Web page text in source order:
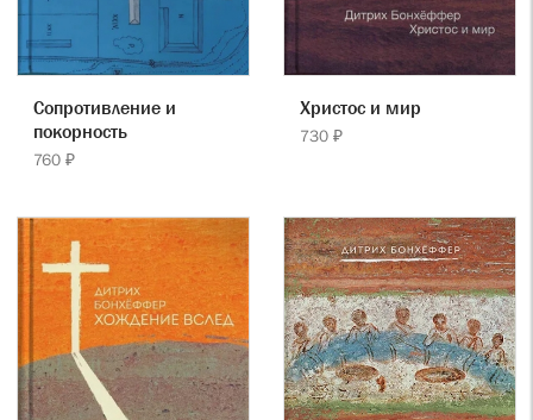
Сопротивление и
покорность
760 ₽
Христос и мир
730 ₽